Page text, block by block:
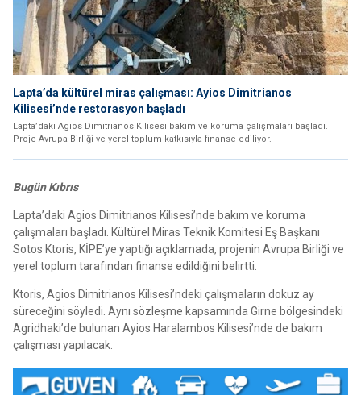
Lapta’da kültürel miras çalışması: Ayios Dimitrianos
Kilisesi’nde restorasyon başladı
Lapta’daki Agios Dimitrianos Kilisesi bakım ve koruma çalışmaları başladı.
Proje Avrupa Birliği ve yerel toplum katkısıyla finanse ediliyor.
Bugün Kıbrıs
Lapta’daki Agios Dimitrianos Kilisesi’nde bakım ve koruma
çalışmaları başladı. Kültürel Miras Teknik Komitesi Eş Başkanı
Sotos Ktoris, KİPE’ye yaptığı açıklamada, projenin Avrupa Birliği ve
yerel toplum tarafından finanse edildiğini belirtti.
Ktoris, Agios Dimitrianos Kilisesi’ndeki çalışmaların dokuz ay
süreceğini söyledi. Aynı sözleşme kapsamında Girne bölgesindeki
Agridhaki’de bulunan Ayios Haralambos Kilisesi’nde de bakım
çalışması yapılacak.